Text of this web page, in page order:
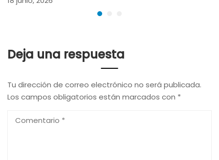
Deja una respuesta
Tu dirección de correo electrónico no será publicada.
Los campos obligatorios están marcados con *